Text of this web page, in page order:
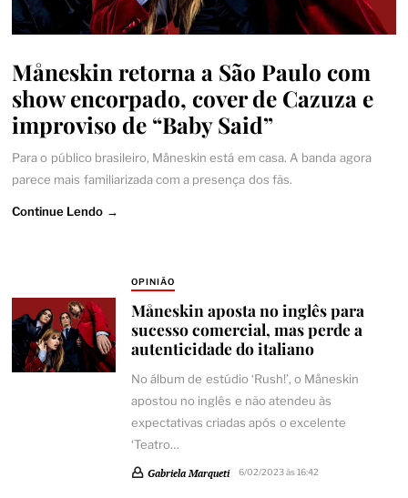
Måneskin retorna a São Paulo com
show encorpado, cover de Cazuza e
improviso de “Baby Said”
Para o público brasileiro, Måneskin está em casa. A banda agora
parece mais familiarizada com a presença dos fãs.
Continue Lendo →
OPINIÃO
Måneskin aposta no inglês para
sucesso comercial, mas perde a
autenticidade do italiano
No álbum de estúdio ‘Rush!’, o Måneskin
apostou no inglês e não atendeu às
expectativas criadas após o excelente
‘Teatro…
Gabriela Marqueti 6/02/2023 às 16:42